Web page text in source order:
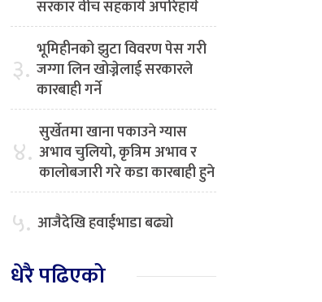
सरकार वीच सहकार्य अपरिहार्य
३. भूमिहीनको झुटा विवरण पेस गरी
जग्गा लिन खोज्नेलाई सरकारले
कारबाही गर्ने
४. सुर्खेतमा खाना पकाउने ग्यास
अभाव चुलियो, कृत्रिम अभाव र
कालोबजारी गरे कडा कारबाही हुने
५. आजैदेखि हवाईभाडा बढ्यो
धेरै पढिएको